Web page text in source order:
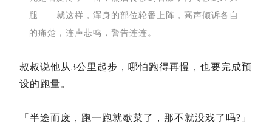
腿……就这样，浑身的部位轮番上阵，高声倾诉各自
的痛楚，连声悲鸣，警告连连。
叔叔说他从3公里起步，哪怕跑得再慢，也要完成预
设的跑量。
「半途而废，跑一跑就歇菜了，那不就没戏了吗?」